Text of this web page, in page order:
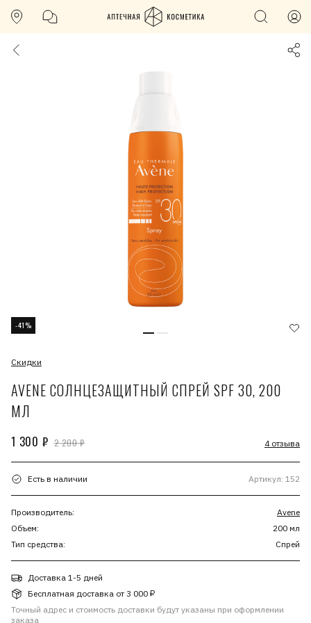
-41%
Скидки
AVENE СОЛНЦЕЗАЩИТНЫЙ СПРЕЙ SPF 30, 200
МЛ
1 300 ₽ 2 200 ₽ 4 отзыва
Есть в наличии Артикул: 152
Производитель:
Avene
Объем:
200 мл
Тип средства:
Спрей
Доставка 1-5 дней
Бесплатная доставка от 3 000 ₽
Точный адрес и стоимость доставки будут указаны при оформлении
заказа